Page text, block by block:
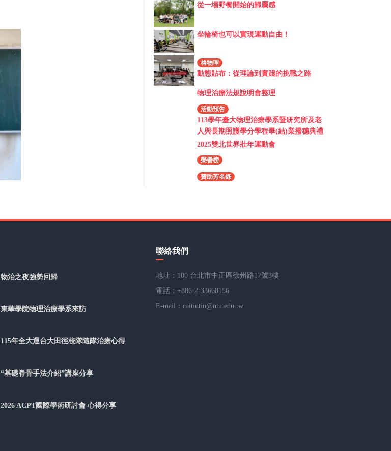
從一場野餐開始的歸屬感
坐輪椅也可以實現運動自由！
格物理
動態貼布：從理論到實踐的挑戰之路
物理治療法規說明會整理
活動預告
113學年臺大物理治療學系暨研究所及老
人與長期照護學分學程畢(結)業撥穗典禮
2025雙北世界壯年運動會
榮譽榜
贊助芳名錄
物治之夜強勢回歸
東華學院物理治療學系來訪
115年全大運台大田徑校隊隨隊治療心得
“基礎脊骨手法介紹”講座分享
2026 ACPT國際學術研討會 心得分享
聯絡我們
地址：100 台北市中正區徐州路17號3樓
電話：+886-2-33668156
E-mail： caitintin@ntu.edu.tw